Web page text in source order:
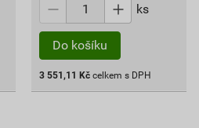
ks
Do košíku
3 551,11 Kč celkem s DPH